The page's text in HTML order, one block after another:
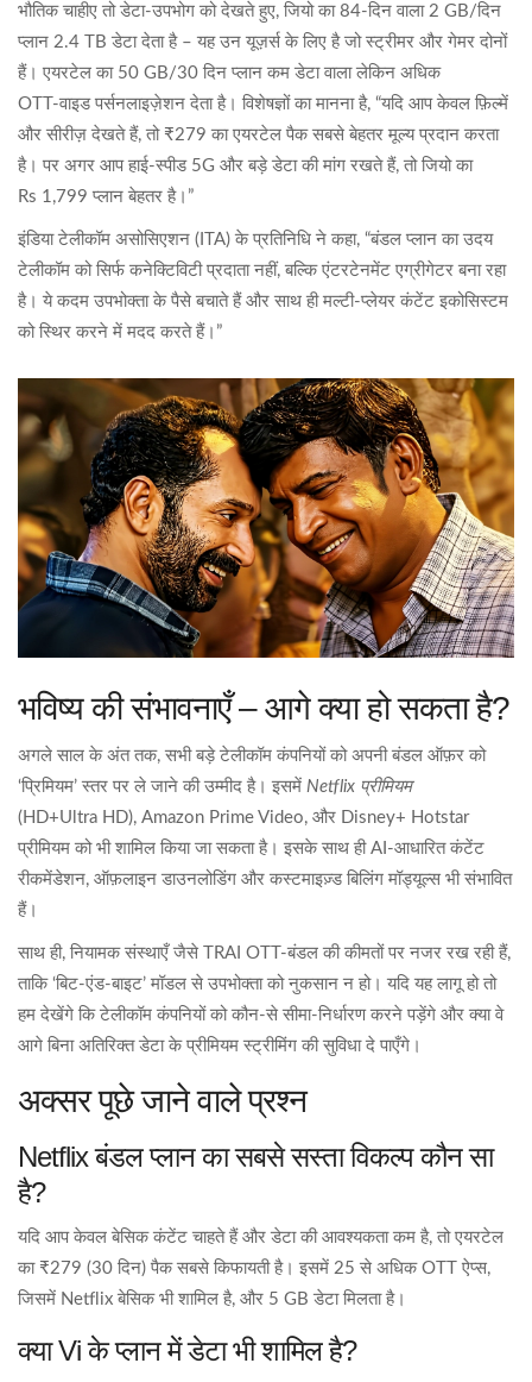
भौतिक चाहीए तो डेटा‑उपभोग को देखते हुए, जियो का 84‑दिन वाला 2 GB/दिन
प्लान 2.4 TB डेटा देता है – यह उन यूज़र्स के लिए है जो स्ट्रीमर और गेमर दोनों
हैं। एयरटेल का 50 GB/30 दिन प्लान कम डेटा वाला लेकिन अधिक
OTT‑वाइड पर्सनलाइज़ेशन देता है। विशेषज्ञों का मानना है, “यदि आप केवल फ़िल्में
और सीरीज़ देखते हैं, तो ₹279 का एयरटेल पैक सबसे बेहतर मूल्य प्रदान करता
है। पर अगर आप हाई‑स्पीड 5G और बड़े डेटा की मांग रखते हैं, तो जियो का
Rs 1,799 प्लान बेहतर है।”
इंडिया टेलीकॉम असोसिएशन (ITA) के प्रतिनिधि ने कहा, “बंडल प्लान का उदय
टेलीकॉम को सिर्फ कनेक्टिविटी प्रदाता नहीं, बल्कि एंटरटेनमेंट एग्रीगेटर बना रहा
है। ये कदम उपभोक्ता के पैसे बचाते हैं और साथ ही मल्टी‑प्लेयर कंटेंट इकोसिस्टम
को स्थिर करने में मदद करते हैं।”
भविष्य की संभावनाएँ – आगे क्या हो सकता है?
अगले साल के अंत तक, सभी बड़े टेलीकॉम कंपनियों को अपनी बंडल ऑफ़र को
‘प्रिमियम’ स्तर पर ले जाने की उम्मीद है। इसमें Netflix प्रीमियम
(HD+Ultra HD), Amazon Prime Video, और Disney+ Hotstar
प्रीमियम को भी शामिल किया जा सकता है। इसके साथ ही AI‑आधारित कंटेंट
रीकमेंडेशन, ऑफ़लाइन डाउनलोडिंग और कस्टमाइज़्ड बिलिंग मॉड्यूल्स भी संभावित
हैं।
साथ ही, नियामक संस्थाएँ जैसे TRAI OTT‑बंडल की कीमतों पर नजर रख रही हैं,
ताकि ‘बिट‑एंड‑बाइट’ मॉडल से उपभोक्ता को नुकसान न हो। यदि यह लागू हो तो
हम देखेंगे कि टेलीकॉम कंपनियों को कौन‑से सीमा‑निर्धारण करने पड़ेंगे और क्या वे
आगे बिना अतिरिक्त डेटा के प्रीमियम स्ट्रीमिंग की सुविधा दे पाएँगे।
अक्सर पूछे जाने वाले प्रश्न
Netflix बंडल प्लान का सबसे सस्ता विकल्प कौन सा
है?
यदि आप केवल बेसिक कंटेंट चाहते हैं और डेटा की आवश्यकता कम है, तो एयरटेल
का ₹279 (30 दिन) पैक सबसे किफायती है। इसमें 25 से अधिक OTT ऐप्स,
जिसमें Netflix बेसिक भी शामिल है, और 5 GB डेटा मिलता है।
क्या Vi के प्लान में डेटा भी शामिल है?